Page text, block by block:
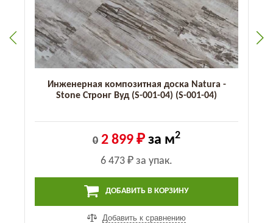
Инженерная композитная доска Natura -
Stone Стронг Вуд (S-001-04) (S-001-04)
0 2 899 ₽ за м2
6 473 ₽ за упак.
ДОБАВИТЬ В КОРЗИНУ
Добавить к сравнению